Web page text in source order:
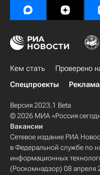
Кем стать Проверено
Спецпроекты
Реклама
Версия 2023.1 Beta
© 2026 МИА «Россия
Вакансии
Сетевое издание РИА
в Федеральной службе по
информационных
(Роскомнадзор) 08 апреля